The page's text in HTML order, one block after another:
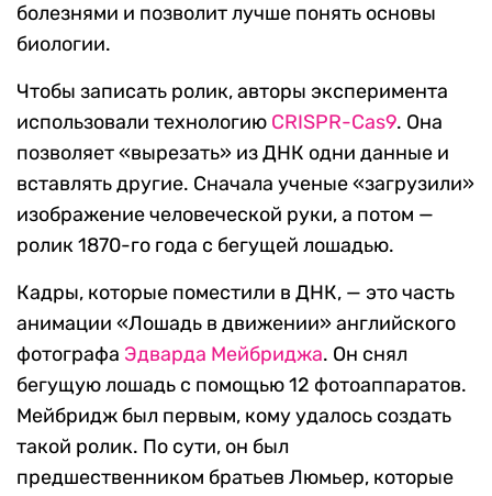
болезнями и позволит лучше понять основы
биологии.
Чтобы записать ролик, авторы эксперимента
использовали технологию CRISPR-Cas9. Она
позволяет «вырезать» из ДНК одни данные и
вставлять другие. Сначала ученые «загрузили»
изображение человеческой руки, а потом —
ролик 1870-го года с бегущей лошадью.
Кадры, которые поместили в ДНК, — это часть
анимации «Лошадь в движении» английского
фотографа Эдварда Мейбриджа. Он снял
бегущую лошадь с помощью 12 фотоаппаратов.
Мейбридж был первым, кому удалось создать
такой ролик. По сути, он был
предшественником братьев Люмьер, которые